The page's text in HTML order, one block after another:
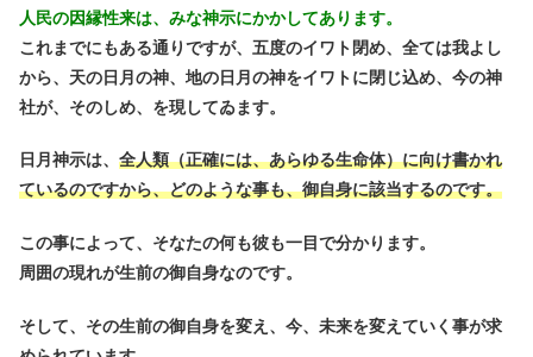
人民の因縁性来は、みな神示にかかしてあります。
これまでにもある通りですが、五度のイワト閉め、全ては我よし
から、天の日月の神、地の日月の神をイワトに閉じ込め、今の神
社が、そのしめ、を現してゐます。
日月神示は、 全人類（正確には、あらゆる生命体）に向け書かれ
ているのですから、どのような事も、御自身に該当するのです。
この事によって、そなたの何も彼も一目で分かります。
周囲の現れが生前の御自身なのです。
そして、その生前の御自身を変え、今、未来を変えていく事が求